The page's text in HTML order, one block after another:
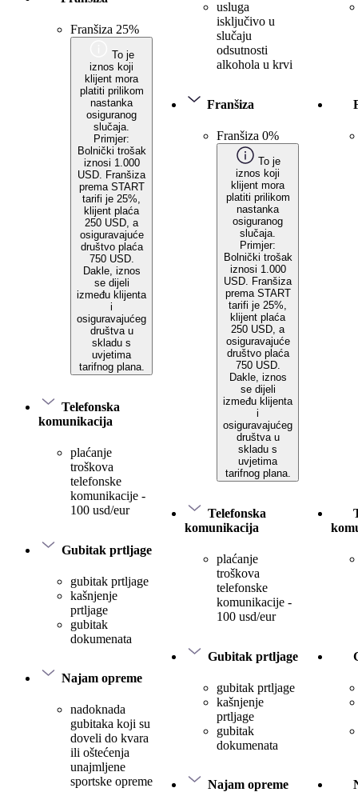
Franšiza 25%
To je
iznos koji
klijent mora
platiti prilikom
nastanka
osiguranog
slučaja.
Primjer:
Bolnički trošak
iznosi 1.000
USD. Franšiza
prema START
tarifi je 25%,
klijent plaća
250 USD, a
osiguravajuće
društvo plaća
750 USD.
Dakle, iznos
se dijeli
između klijenta
i
osiguravajućeg
društva u
skladu s
uvjetima
tarifnog plana.
Telefonska
komunikacija
plaćanje
troškova
telefonske
komunikacije -
100 usd/eur
Gubitak prtljage
gubitak prtljage
kašnjenje
prtljage
gubitak
dokumenata
Najam opreme
nadoknada
gubitaka koji su
doveli do kvara
ili oštećenja
unajmljene
sportske opreme
usluga
isključivo u
slučaju
odsutnosti
alkohola u krvi
Franšiza
Franšiza 0%
To je
iznos koji
klijent mora
platiti prilikom
nastanka
osiguranog
slučaja.
Primjer:
Bolnički trošak
iznosi 1.000
USD. Franšiza
prema START
tarifi je 25%,
klijent plaća
250 USD, a
osiguravajuće
društvo plaća
750 USD.
Dakle, iznos
se dijeli
između klijenta
i
osiguravajućeg
društva u
skladu s
uvjetima
tarifnog plana.
Telefonska
komunikacija
plaćanje
troškova
telefonske
komunikacije -
100 usd/eur
Gubitak prtljage
gubitak prtljage
kašnjenje
prtljage
gubitak
dokumenata
Najam opreme